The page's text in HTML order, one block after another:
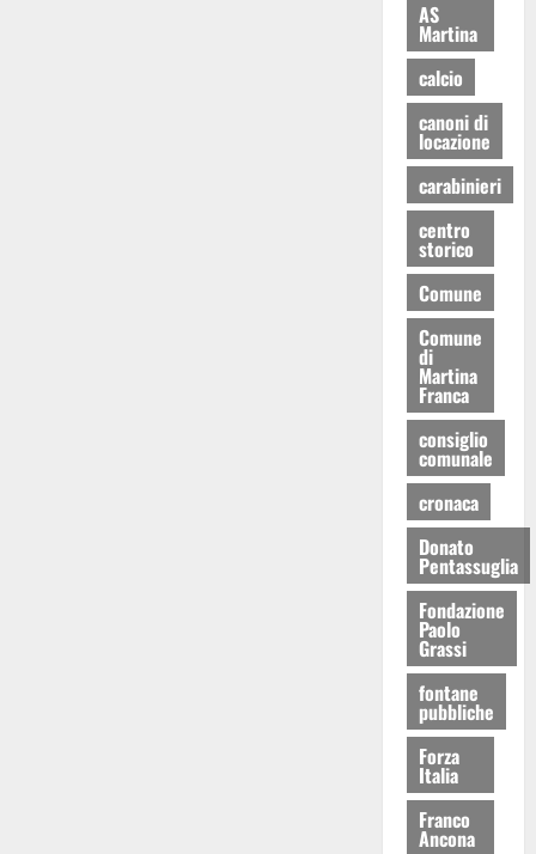
AS
Martina
calcio
canoni di
locazione
carabinieri
centro
storico
Comune
Comune
di
Martina
Franca
consiglio
comunale
cronaca
Donato
Pentassuglia
Fondazione
Paolo
Grassi
fontane
pubbliche
Forza
Italia
Franco
Ancona